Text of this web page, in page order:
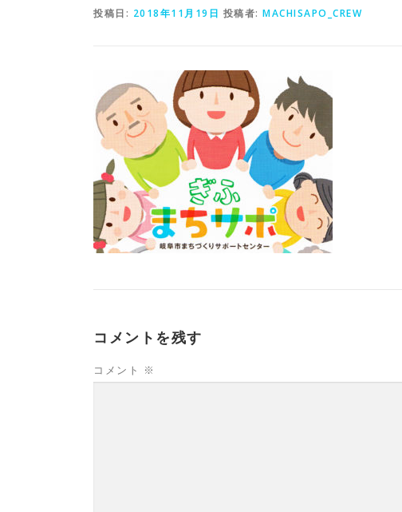
投稿日: 2018年11月19日 投稿者: MACHISAPO_CREW
コメントを残す
コメント ※